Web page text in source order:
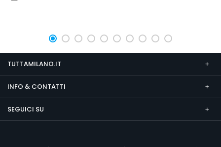
TUTTAMILANO.IT
INFO & CONTATTI
SEGUICI SU